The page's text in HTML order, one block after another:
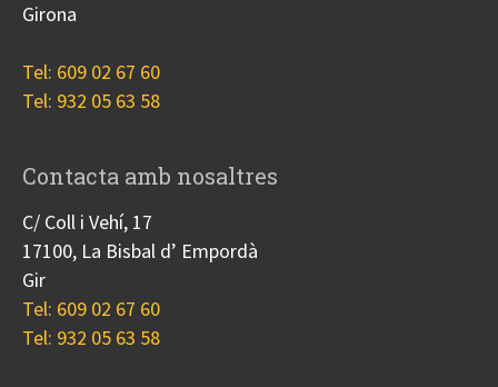
Girona
Tel: 609 02 67 60
Tel: 932 05 63 58
Contacta amb nosaltres
C/ Coll i Vehí, 17
17100, La Bisbal d’ Empordà
Gir
Tel: 609 02 67 60
Tel: 932 05 63 58